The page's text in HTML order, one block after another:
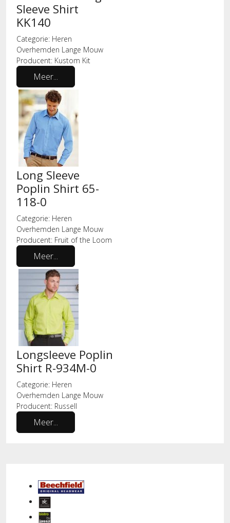
Sleeve Shirt
KK140
Categorie: Heren
Overhemden Lange Mouw
Producent: Kustom Kit
Meer...
Long Sleeve
Poplin Shirt 65-
118-0
Categorie: Heren
Overhemden Lange Mouw
Producent: Fruit of the Loom
Meer...
Longsleeve Poplin
Shirt R-934M-0
Categorie: Heren
Overhemden Lange Mouw
Producent: Russell
Meer...